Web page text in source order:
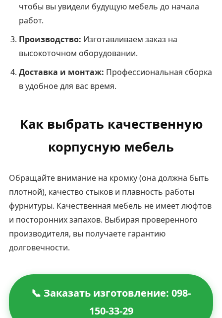
чтобы вы увидели будущую мебель до начала
работ.
Производство: Изготавливаем заказ на
высокоточном оборудовании.
Доставка и монтаж: Профессиональная сборка
в удобное для вас время.
Как выбрать качественную
корпусную мебель
Обращайте внимание на кромку (она должна быть
плотной), качество стыков и плавность работы
фурнитуры. Качественная мебель не имеет люфтов
и посторонних запахов. Выбирая проверенного
производителя, вы получаете гарантию
долговечности.
📞 Заказать изготовление: 098-
150-33-29